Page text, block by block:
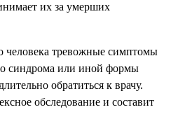
их за умерших
человека тревожные симптомы
синдрома или иной формы
обратиться к врачу.
обследование и составит